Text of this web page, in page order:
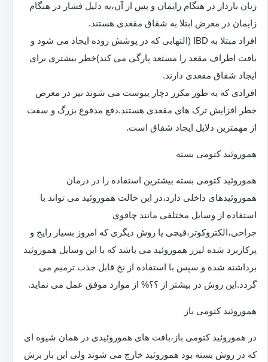
زنان باردار در هنگام زایمان و پس از آن،به دلیل فشار در هنگام
زایمان در معرض ابتلا به شقاق مقعدی هستند.
افراد مبتلا به IBD (التهابی که در پوشش روده ایجاد می شود و
بافت اطراف مقعد را مستعد پارگی می کند)خطر بیشتری برای
ایجاد شقاق مقعدی دارند.
افرادی که به طور مکرر دچار یبوست می شوند نیز در معرض
خطر افزایش ترک های مقعدی هستند.دفع مدفوع بزرگ و سفت
از مهمترین دلایل ایجاد شقاق است.
هموروئید کتومی بسته
هموروئید کتومی بسته بیشترین استفاده را در درمان
هموروئیدهای داخلی دارد،در این حالت هموروئید می تواند با
استفاده از وسایل مختلفی مانند چاقوی
جراحی،الکتروکوتر،قیچی یا روش دیگری که امروز بسیار رایج و
پرکاربرد شده لیزر هموروئید می باشد که با این وسایل هموروئید
برداشته شده و سپس با استفاده از نخ قابل جذب ترمیم می
گردد.این روش در بیشتر از ؟؟% از موارد موفق عمل می نماید.
هموروئید کتومی باز
در هموروئید کتومی باز،بافت های هموروئیدی در همان شیوه ای
که در روش بسته بود هموروئید خارج می شوند ولی این بار برش